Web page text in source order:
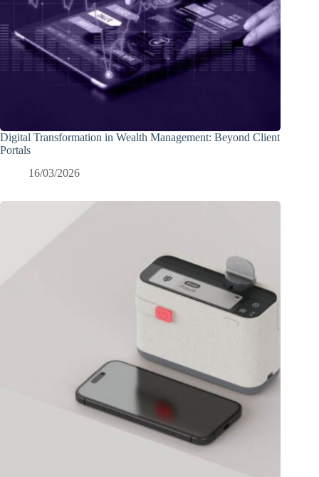
Digital Transformation in Wealth Management: Beyond Client
Portals
16/03/2026